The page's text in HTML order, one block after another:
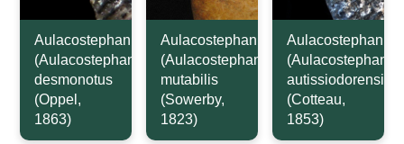
Aulacostephanus
(Aulacostephanoides)
desmonotus
(Oppel,
1863)
Aulacostephanus
(Aulacostephanoides)
mutabilis
(Sowerby,
1823)
Aulacostephanus
autissiodorensis
(Cotteau,
1853)